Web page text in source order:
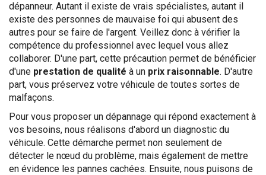
dépanneur. Autant il existe de vrais spécialistes, autant il
existe des personnes de mauvaise foi qui abusent des
autres pour se faire de l'argent. Veillez donc à vérifier la
compétence du professionnel avec lequel vous allez
collaborer. D'une part, cette précaution permet de bénéficier
d'une prestation de qualité à un prix raisonnable. D'autre
part, vous préservez votre véhicule de toutes sortes de
malfaçons.
Pour vous proposer un dépannage qui répond exactement à
vos besoins, nous réalisons d'abord un diagnostic du
véhicule. Cette démarche permet non seulement de
détecter le nœud du problème, mais également de mettre
en évidence les pannes cachées. Ensuite, nous puisons de